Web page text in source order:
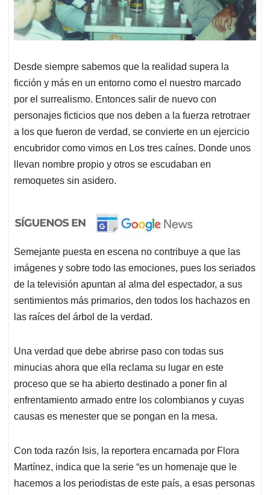
Desde siempre sabemos que la realidad supera la
ficción y más en un entorno como el nuestro marcado
por el surrealismo. Entonces salir de nuevo con
personajes ficticios que nos deben a la fuerza retrotraer
a los que fueron de verdad, se convierte en un ejercicio
encubridor como vimos en Los tres caínes. Donde unos
llevan nombre propio y otros se escudaban en
remoquetes sin asidero.
Semejante puesta en escena no contribuye a que las
imágenes y sobre todo las emociones, pues los seriados
de la televisión apuntan al alma del espectador, a sus
sentimientos más primarios, den todos los hachazos en
las raíces del árbol de la verdad.
Una verdad que debe abrirse paso con todas sus
minucias ahora que ella reclama su lugar en este
proceso que se ha abierto destinado a poner fin al
enfrentamiento armado entre los colombianos y cuyas
causas es menester que se pongan en la mesa.
Con toda razón Isis, la reportera encarnada por Flora
Martínez, indica que la serie “es un homenaje que le
hacemos a los periodistas de este país, a esas personas